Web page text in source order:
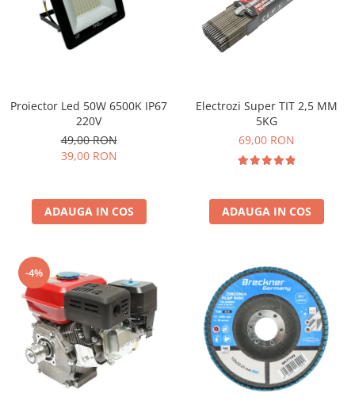
Proiector Led 50W 6500K IP67
220V
49,00 RON
39,00 RON
ADAUGA IN COS
Electrozi Super TIT 2,5 MM
5KG
69,00 RON
ADAUGA IN COS
-4%